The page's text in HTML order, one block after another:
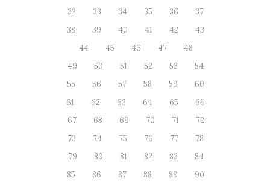
32
33 34 35 36
37
38
39 40 41 42
43
44
45 46 47
48
49
50 51 52 53
54
55
56 57 58 59
60
61
62 63 64 65
66
67
68 69 70 71
72
73
74 75 76 77
78
79
80 81 82 83
84
85
86 87 88 89
90